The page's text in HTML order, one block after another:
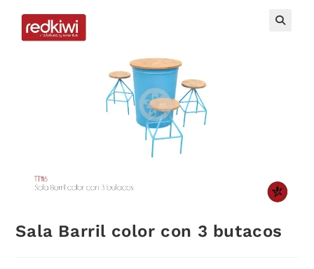
Sala Barril color con 3 butacos